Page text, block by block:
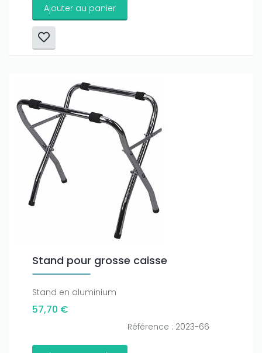
Ajouter au panier
Stand pour grosse caisse
Stand en aluminium
57,70 €
Référence : 2023-66